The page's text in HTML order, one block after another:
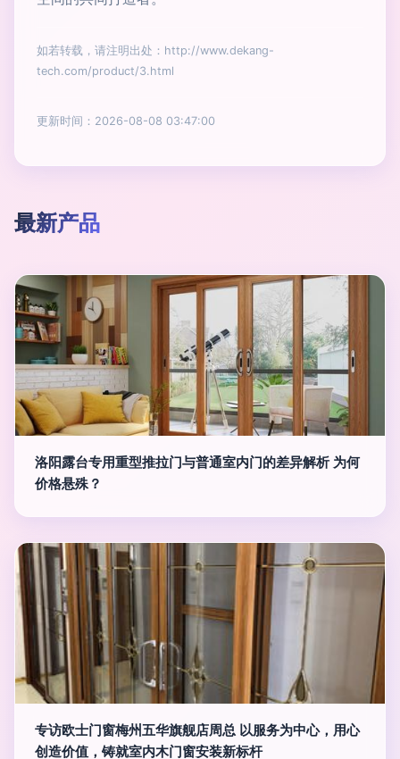
如若转载，请注明出处：http://www.dekang-
tech.com/product/3.html
更新时间：2026-08-08 03:47:00
最新产品
洛阳露台专用重型推拉门与普通室内门的差异解析 为何
价格悬殊？
专访欧士门窗梅州五华旗舰店周总 以服务为中心，用心
创造价值，铸就室内木门窗安装新标杆